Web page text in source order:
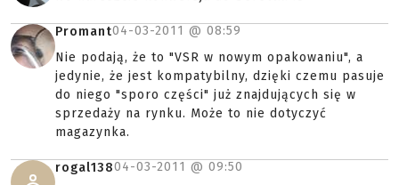
Promant04-03-2011 @ 08:59
Nie podają, że to "VSR w nowym opakowaniu", a
jedynie, że jest kompatybilny, dzięki czemu pasuje
do niego "sporo części" już znajdujących się w
sprzedaży na rynku. Może to nie dotyczyć
magazynka.
rogal13804-03-2011 @ 09:50